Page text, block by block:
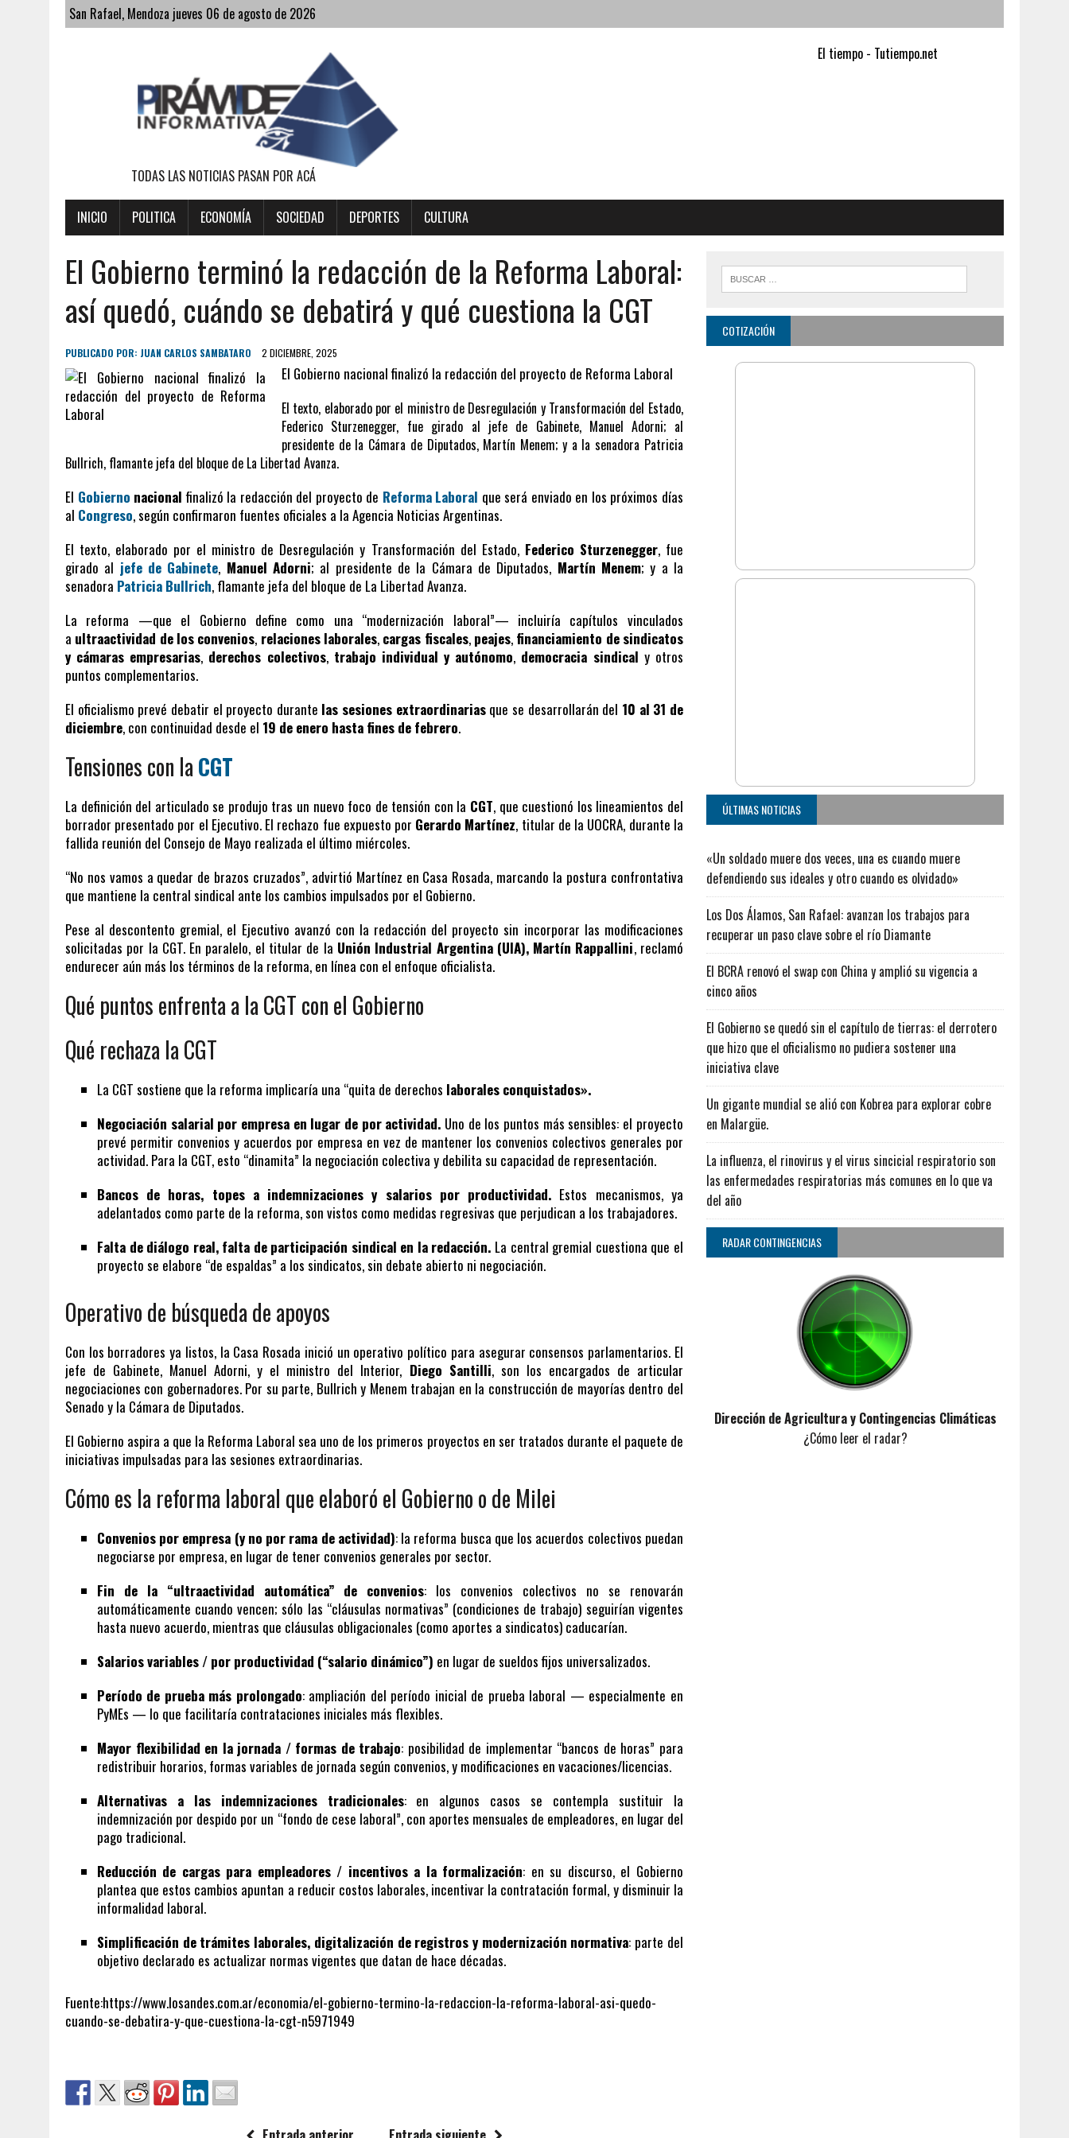
San Rafael, Mendoza jueves 06 de agosto de 2026
TODAS LAS NOTICIAS PASAN POR ACÁ
El tiempo - Tutiempo.net
INICIO POLITICA ECONOMÍA SOCIEDAD DEPORTES CULTURA
El Gobierno terminó la redacción de la Reforma Laboral:
así quedó, cuándo se debatirá y qué cuestiona la CGT
PUBLICADO POR: JUAN CARLOS SAMBATARO 2 DICIEMBRE, 2025
El Gobierno nacional finalizó la redacción del proyecto de Reforma Laboral
El texto, elaborado por el ministro de Desregulación y Transformación del Estado,
Federico Sturzenegger, fue girado al jefe de Gabinete, Manuel Adorni; al
presidente de la Cámara de Diputados, Martín Menem; y a la senadora Patricia
Bullrich, flamante jefa del bloque de La Libertad Avanza.
El Gobierno nacional finalizó la redacción del proyecto de Reforma Laboral que será enviado en los próximos días
al Congreso, según confirmaron fuentes oficiales a la Agencia Noticias Argentinas.
El texto, elaborado por el ministro de Desregulación y Transformación del Estado, Federico Sturzenegger, fue
girado al jefe de Gabinete, Manuel Adorni; al presidente de la Cámara de Diputados, Martín Menem; y a la
senadora Patricia Bullrich, flamante jefa del bloque de La Libertad Avanza.
La reforma —que el Gobierno define como una “modernización laboral”— incluiría capítulos vinculados
a ultraactividad de los convenios, relaciones laborales, cargas fiscales, peajes, financiamiento de sindicatos
y cámaras empresarias, derechos colectivos, trabajo individual y autónomo, democracia sindical y otros
puntos complementarios.
El oficialismo prevé debatir el proyecto durante las sesiones extraordinariasque se desarrollarán del 10 al 31 de
diciembre, con continuidad desde el 19 de enero hasta fines de febrero.
Tensiones con laCGT
La definición del articulado se produjo tras un nuevo foco de tensión con la CGT, que cuestionó los lineamientos del
borrador presentado por el Ejecutivo. El rechazo fue expuesto por Gerardo Martínez, titular de la UOCRA, durante la
fallida reunión del Consejo de Mayo realizada el último miércoles.
“No nos vamos a quedar de brazos cruzados”, advirtió Martínez en Casa Rosada, marcando la postura confrontativa
que mantiene la central sindical ante los cambios impulsados por el Gobierno.
Pese al descontento gremial, el Ejecutivo avanzó con la redacción del proyecto sin incorporar las modificaciones
solicitadas por la CGT. En paralelo, el titular de la Unión Industrial Argentina (UIA), Martín Rappallini, reclamó
endurecer aún más los términos de la reforma, en línea con el enfoque oficialista.
Qué puntos enfrenta a la CGT con el Gobierno
Qué rechaza la CGT
La CGT sostiene que la reforma implicaría una “quita de derechos laborales conquistados».
Negociación salarial por empresa en lugar de por actividad. Uno de los puntos más sensibles: el proyecto
prevé permitir convenios y acuerdos por empresa en vez de mantener los convenios colectivos generales por
actividad. Para la CGT, esto “dinamita” la negociación colectiva y debilita su capacidad de representación.
Bancos de horas, topes a indemnizaciones y salarios por productividad. Estos mecanismos, ya
adelantados como parte de la reforma, son vistos como medidas regresivas que perjudican a los trabajadores.
Falta de diálogo real, falta de participación sindical en la redacción. La central gremial cuestiona que el
proyecto se elabore “de espaldas” a los sindicatos, sin debate abierto ni negociación.
Operativo de búsqueda de apoyos
Con los borradores ya listos, la Casa Rosada inició un operativo político para asegurar consensos parlamentarios. El
jefe de Gabinete, Manuel Adorni, y el ministro del Interior, Diego Santilli, son los encargados de articular
negociaciones con gobernadores. Por su parte, Bullrich y Menem trabajan en la construcción de mayorías dentro del
Senado y la Cámara de Diputados.
El Gobierno aspira a que la Reforma Laboral sea uno de los primeros proyectos en ser tratados durante el paquete de
iniciativas impulsadas para las sesiones extraordinarias.
Cómo es la reforma laboral que elaboró el Gobierno o de Milei
Convenios por empresa (y no por rama de actividad): la reforma busca que los acuerdos colectivos puedan
negociarse por empresa, en lugar de tener convenios generales por sector.
Fin de la “ultraactividad automática” de convenios: los convenios colectivos no se renovarán
automáticamente cuando vencen; sólo las “cláusulas normativas” (condiciones de trabajo) seguirían vigentes
hasta nuevo acuerdo, mientras que cláusulas obligacionales (como aportes a sindicatos) caducarían.
Salarios variables / por productividad (“salario dinámico”) en lugar de sueldos fijos universalizados.
Período de prueba más prolongado: ampliación del período inicial de prueba laboral — especialmente en
PyMEs — lo que facilitaría contrataciones iniciales más flexibles.
Mayor flexibilidad en la jornada / formas de trabajo: posibilidad de implementar “bancos de horas” para
redistribuir horarios, formas variables de jornada según convenios, y modificaciones en vacaciones/licencias.
Alternativas a las indemnizaciones tradicionales: en algunos casos se contempla sustituir la
indemnización por despido por un “fondo de cese laboral”, con aportes mensuales de empleadores, en lugar del
pago tradicional.
Reducción de cargas para empleadores / incentivos a la formalización: en su discurso, el Gobierno
plantea que estos cambios apuntan a reducir costos laborales, incentivar la contratación formal, y disminuir la
informalidad laboral.
Simplificación de trámites laborales, digitalización de registros y modernización normativa: parte del
objetivo declarado es actualizar normas vigentes que datan de hace décadas.
Fuente:https://www.losandes.com.ar/economia/el-gobierno-termino-la-redaccion-la-reforma-laboral-asi-quedo-
cuando-se-debatira-y-que-cuestiona-la-cgt-n5971949
COTIZACIÓN
ÚLTIMAS NOTICIAS
«Un soldado muere dos veces, una es cuando muere
defendiendo sus ideales y otro cuando es olvidado»
Los Dos Álamos, San Rafael: avanzan los trabajos para
recuperar un paso clave sobre el río Diamante
El BCRA renovó el swap con China y amplió su vigencia a
cinco años
El Gobierno se quedó sin el capítulo de tierras: el derrotero
que hizo que el oficialismo no pudiera sostener una
iniciativa clave
Un gigante mundial se alió con Kobrea para explorar cobre
en Malargüe.
La influenza, el rinovirus y el virus sincicial respiratorio son
las enfermedades respiratorias más comunes en lo que va
del año
RADAR CONTINGENCIAS
Dirección de Agricultura y Contingencias Climáticas
¿Cómo leer el radar?